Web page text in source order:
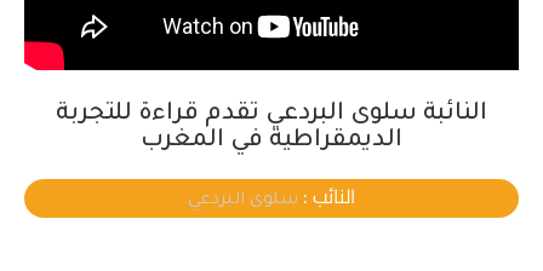
النائبة سلوى البردعي تقدم قراءة للتجربة
الديمقراطية في المغرب
النائب : سلوى البردعي